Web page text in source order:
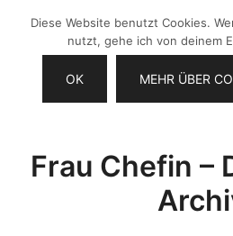
springen
Frau Chefin –
Diese Website benutzt Cookies.
nutzt, gehe ich von deinem
OK MEHR ÜBER